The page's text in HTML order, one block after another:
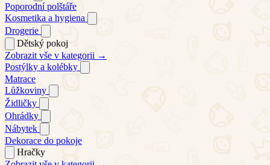
Poporodní polštáře
Kosmetika a hygiena
Drogerie
Dětský pokoj
Zobrazit vše v kategorii →
Postýlky a kolébky
Matrace
Lůžkoviny
Židličky
Ohrádky
Nábytek
Dekorace do pokoje
Hračky